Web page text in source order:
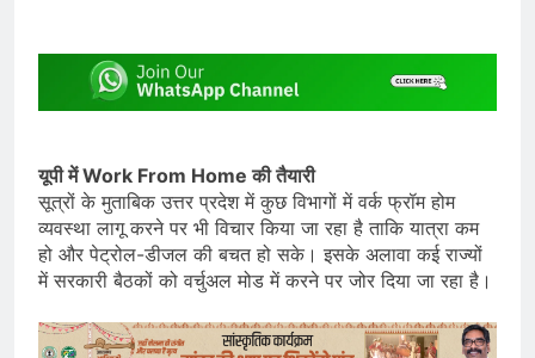
यूपी में Work From Home की तैयारी
सूत्रों के मुताबिक उत्तर प्रदेश में कुछ विभागों में वर्क फ्रॉम होम
व्यवस्था लागू करने पर भी विचार किया जा रहा है ताकि यात्रा कम
हो और पेट्रोल-डीजल की बचत हो सके। इसके अलावा कई राज्यों
में सरकारी बैठकों को वर्चुअल मोड में करने पर जोर दिया जा रहा है।